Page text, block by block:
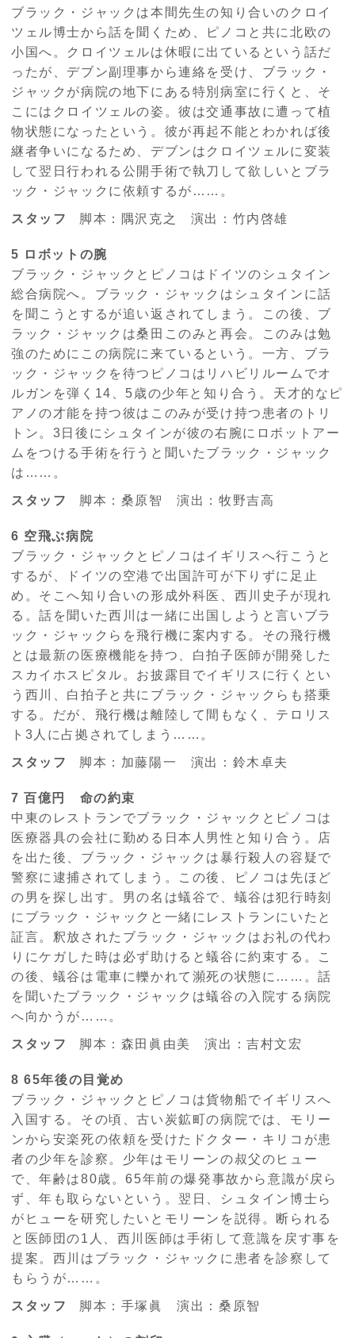
ブラック・ジャックは本間先生の知り合いのクロイ
ツェル博士から話を聞くため、ピノコと共に北欧の
小国へ。クロイツェルは休暇に出ているという話だ
ったが、デブン副理事から連絡を受け、ブラック・
ジャックが病院の地下にある特別病室に行くと、そ
こにはクロイツェルの姿。彼は交通事故に遭って植
物状態になったという。彼が再起不能とわかれば後
継者争いになるため、デブンはクロイツェルに変装
して翌日行われる公開手術で執刀して欲しいとブラ
ック・ジャックに依頼するが……。
スタッフ 脚本：隅沢克之 演出：竹内啓雄
5 ロボットの腕
ブラック・ジャックとピノコはドイツのシュタイン
総合病院へ。ブラック・ジャックはシュタインに話
を聞こうとするが追い返されてしまう。この後、ブ
ラック・ジャックは桑田このみと再会。このみは勉
強のためにこの病院に来ているという。一方、ブラ
ック・ジャックを待つピノコはリハビリルームでオ
ルガンを弾く14、5歳の少年と知り合う。天才的なピ
アノの才能を持つ彼はこのみが受け持つ患者のトリ
トン。3日後にシュタインが彼の右腕にロボットアー
ムをつける手術を行うと聞いたブラック・ジャック
は……。
スタッフ 脚本：桑原智 演出：牧野吉高
6 空飛ぶ病院
ブラック・ジャックとピノコはイギリスへ行こうと
するが、ドイツの空港で出国許可が下りずに足止
め。そこへ知り合いの形成外科医、西川史子が現れ
る。話を聞いた西川は一緒に出国しようと言いブラ
ック・ジャックらを飛行機に案内する。その飛行機
とは最新の医療機能を持つ、白拍子医師が開発した
スカイホスピタル。お披露目でイギリスに行くとい
う西川、白拍子と共にブラック・ジャックらも搭乗
する。だが、飛行機は離陸して間もなく、テロリス
ト3人に占拠されてしまう……。
スタッフ 脚本：加藤陽一 演出：鈴木卓夫
7 百億円 命の約束
中東のレストランでブラック・ジャックとピノコは
医療器具の会社に勤める日本人男性と知り合う。店
を出た後、ブラック・ジャックは暴行殺人の容疑で
警察に逮捕されてしまう。この後、ピノコは先ほど
の男を探し出す。男の名は蟻谷で、蟻谷は犯行時刻
にブラック・ジャックと一緒にレストランにいたと
証言。釈放されたブラック・ジャックはお礼の代わ
りにケガした時は必ず助けると蟻谷に約束する。こ
の後、蟻谷は電車に轢かれて瀕死の状態に……。話
を聞いたブラック・ジャックは蟻谷の入院する病院
へ向かうが……。
スタッフ 脚本：森田眞由美 演出：吉村文宏
8 65年後の目覚め
ブラック・ジャックとピノコは貨物船でイギリスへ
入国する。その頃、古い炭鉱町の病院では、モリー
ンから安楽死の依頼を受けたドクター・キリコが患
者の少年を診察。少年はモリーンの叔父のヒュー
で、年齢は80歳。65年前の爆発事故から意識が戻ら
ず、年も取らないという。翌日、シュタイン博士ら
がヒューを研究したいとモリーンを説得。断られる
と医師団の1人、西川医師は手術して意識を戻す事を
提案。西川はブラック・ジャックに患者を診察して
もらうが……。
スタッフ 脚本：手塚眞 演出：桑原智